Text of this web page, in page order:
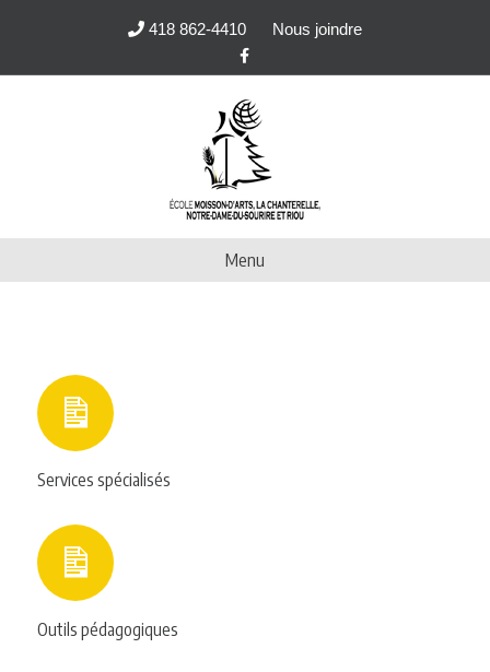
418 862-4410
Nous joindre
Facebook
Menu
Services spécialisés
Outils pédagogiques